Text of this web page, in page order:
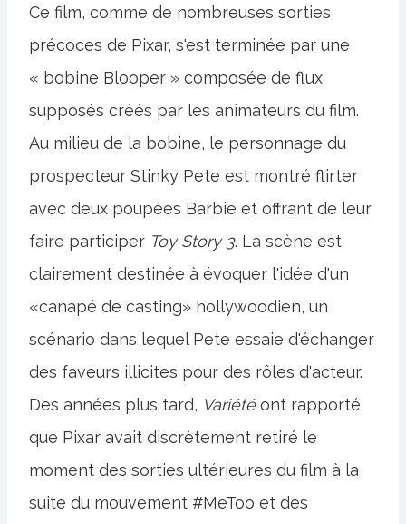
Ce film, comme de nombreuses sorties
précoces de Pixar, s'est terminée par une
« bobine Blooper » composée de flux
supposés créés par les animateurs du film.
Au milieu de la bobine, le personnage du
prospecteur Stinky Pete est montré flirter
avec deux poupées Barbie et offrant de leur
faire participer Toy Story 3. La scène est
clairement destinée à évoquer l'idée d'un
«canapé de casting» hollywoodien, un
scénario dans lequel Pete essaie d'échanger
des faveurs illicites pour des rôles d'acteur.
Des années plus tard, Variétéont rapporté
que Pixar avait discrètement retiré le
moment des sorties ultérieures du film à la
suite du mouvement #MeToo et des